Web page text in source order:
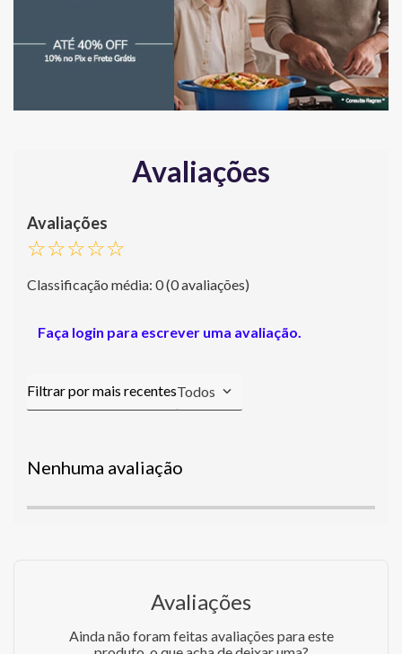
Avaliações
☆☆☆☆☆
Classificação média: 0(0 avaliações)
Faça login para escrever uma avaliação.
Todos
Nenhuma avaliação
Avaliações
Ainda não foram feitas avaliações para este